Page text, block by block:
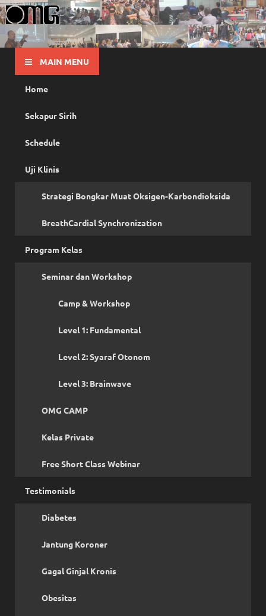
OMG
Pusat Pelatihan Olah Napas Modern
MAIN MENU
Home
Sekapur Sirih
Schedule
Uji Klinis
Strategi Bongkar Muat Oksigen-Karbondioksida
BreathCardial Synchronization
Program Kelas
Seminar dan Workshop
Camp & Workshop
Level 1: Fundamental
Level 2: Syaraf Otonom
Level 3: Brainwave
OMG CAMP
Kelas Private
Free Short Class Webinar
Testimonials
Diabetes
Jantung Koroner
Gagal Ginjal Kronis
Obesitas